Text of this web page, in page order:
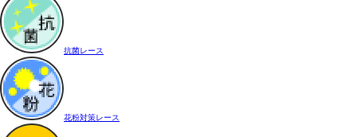
抗菌レース
花粉対策レース